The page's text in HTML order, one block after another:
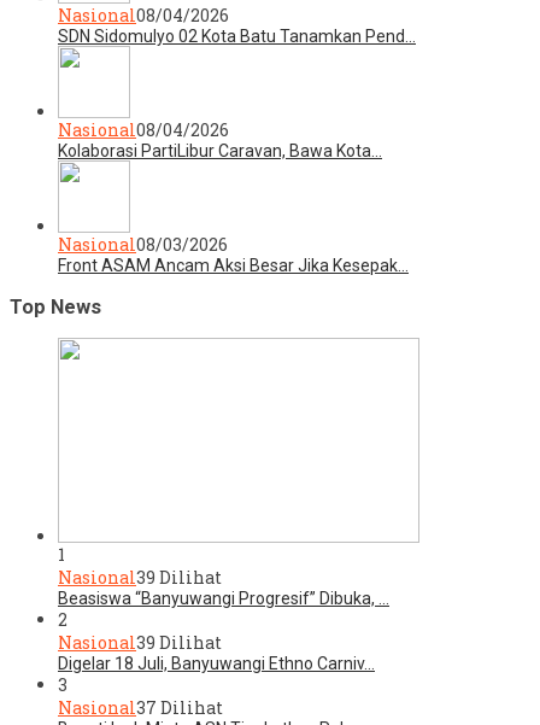
Nasional08/04/2026
SDN Sidomulyo 02 Kota Batu Tanamkan Pend…
Nasional08/04/2026
Kolaborasi PartiLibur Caravan, Bawa Kota…
Nasional08/03/2026
Front ASAM Ancam Aksi Besar Jika Kesepak…
Top News
1
Nasional39 Dilihat
Beasiswa “Banyuwangi Progresif” Dibuka, …
2
Nasional39 Dilihat
Digelar 18 Juli, Banyuwangi Ethno Carniv…
3
Nasional37 Dilihat